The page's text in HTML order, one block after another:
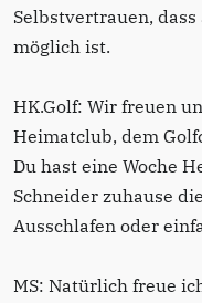
Selbstvertrauen,
möglich ist.
HK.Golf: Wir freuen
Heimatclub, dem
Du hast eine Woche
Schneider zuhause
Ausschlafen oder
MS: Natürlich freue